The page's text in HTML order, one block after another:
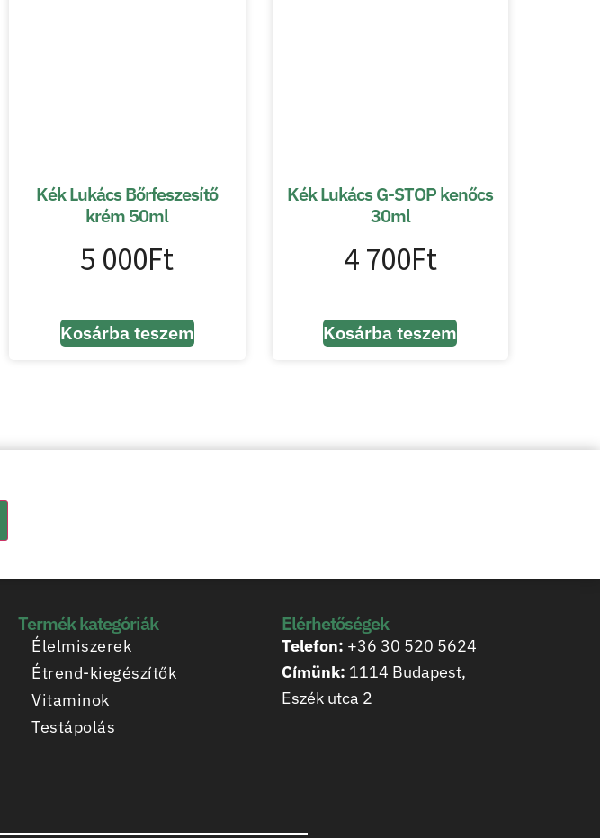
Kék Lukács Bőrfeszesítő
krém 50ml
5 000Ft
Kosárba teszem
Kék Lukács G-STOP kenőcs
30ml
4 700Ft
Kosárba teszem
Termék kategóriák
Élelmiszerek
Étrend-kiegészítők
Vitaminok
Testápolás
Elérhetőségek
Telefon: +36 30 520 5624
Címünk: 1114 Budapest,
Eszék utca 2